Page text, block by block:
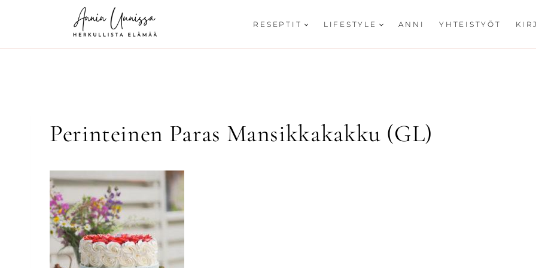
RESEPTIT LIFESTYLE ANNI YHTEISTYÖT
Perinteinen Paras Mansikkakakku (GL)